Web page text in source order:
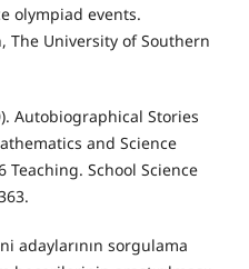
olympiad events.
The University of Southern
Autobiographical Stories
and Science
School Science
adaylarının sorgulama